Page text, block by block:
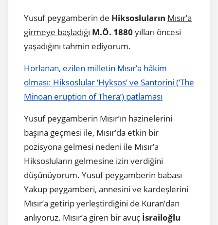
Yusuf peygamberin de Hiksosluların Mısır’a
girmeye başladığı M.Ö. 1880 yılları öncesi
yaşadığını tahmin ediyorum.
Horlanan, ezilen milletin Mısır’a hâkim
olması: Hiksoslular ‘Hyksos’ ve Santorini (‘The
Minoan eruption of Thera’) patlaması
Yusuf peygamberin Mısır’ın hazinelerini
başına geçmesi ile, Mısır’da etkin bir
pozisyona gelmesi nedeni ile Mısır’a
Hiksosluların gelmesine izin verdiğini
düşünüyorum. Yusuf peygamberin babası
Yakup peygamberi, annesini ve kardeşlerini
Mısır’a getirip yerleştirdiğini de Kuran’dan
anlıyoruz. Mısır’a giren bir avuç İsrailoğlu